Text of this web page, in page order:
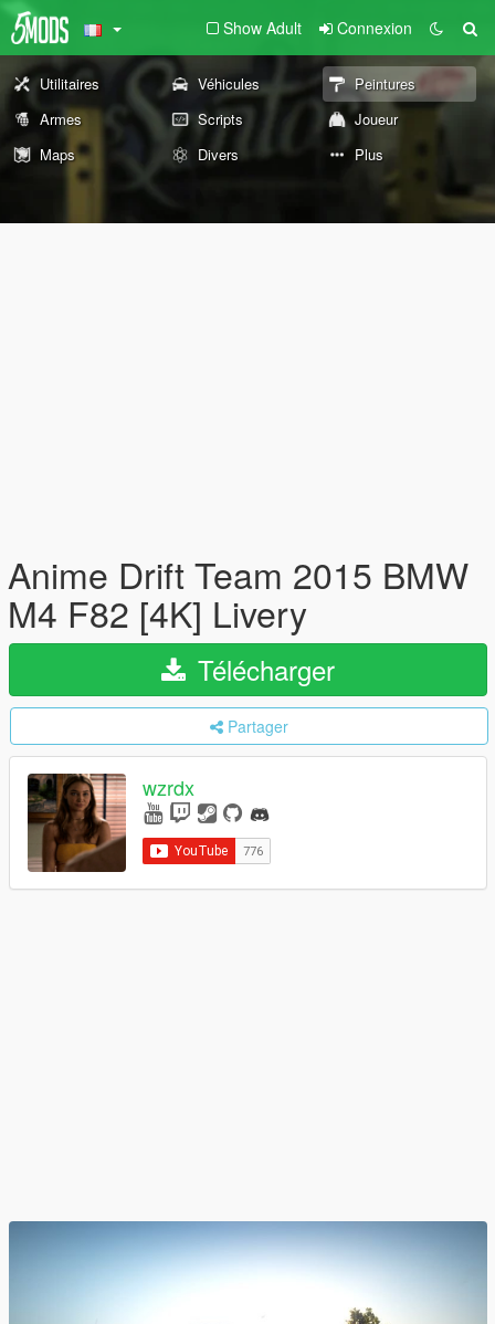
Show Adult Connexion
Utilitaires Véhicules
Peintures
Armes
Scripts
Joueur
Maps
Divers Plus
Anime Drift Team 2015 BMW
M4 F82 [4K] Livery
Télécharger
Partager
wzrdx